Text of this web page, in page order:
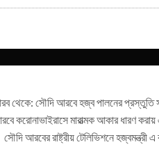
থেকে: সৌদি আরবে হজ্ব পালনের প্রস্তুতি
করোনাভাইরাসে মারাত্মক আকার ধারণ
আরবের রাষ্ট্রীয় টেলিভিশনে